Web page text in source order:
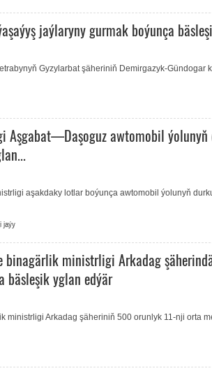
jaýlaryny gurmak boýunça
Gyzylarbat şäheriniň Demirgazyk-Gündogar
awtomobil ýolunyň
aşakdaky lotlar boýunça awtomobil ýolunyň
jaýy
binagärlik ministrligi Arkadag
bäsleşik yglan edýär
ministrligi Arkadag şäheriniň 500 orunlyk 11-nji orta